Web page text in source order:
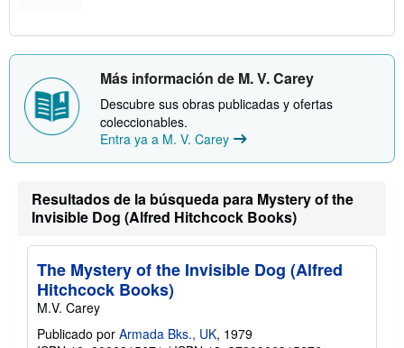
Más información de M. V. Carey
Descubre sus obras publicadas y ofertas
coleccionables.
Entra ya a M. V. Carey
Resultados de la búsqueda para Mystery of the
Invisible Dog (Alfred Hitchcock Books)
The Mystery of the Invisible Dog (Alfred
Hitchcock Books)
M.V. Carey
Publicado por Armada Bks., UK, 1979